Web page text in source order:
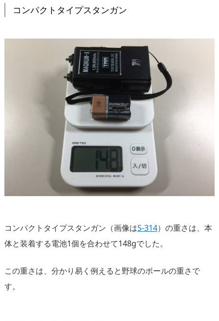
コンパクトタイプスタンガン
コンパクトタイプスタンガン（画像はS-314）の重さは、本
体と装着する電池1個を合わせて148gでした。
この重さは、分かり易く例えると野球のボールの重さで
す。